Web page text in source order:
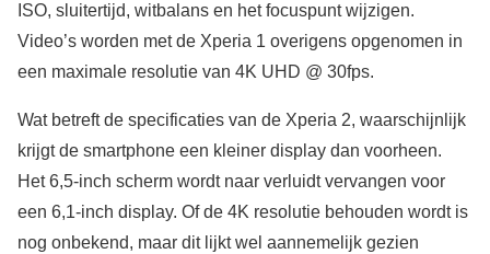
ISO, sluitertijd, witbalans en het focuspunt wijzigen.
Video’s worden met de Xperia 1 overigens opgenomen in
een maximale resolutie van 4K UHD @ 30fps.
Wat betreft de specificaties van de Xperia 2, waarschijnlijk
krijgt de smartphone een kleiner display dan voorheen.
Het 6,5-inch scherm wordt naar verluidt vervangen voor
een 6,1-inch display. Of de 4K resolutie behouden wordt is
nog onbekend, maar dit lijkt wel aannemelijk gezien